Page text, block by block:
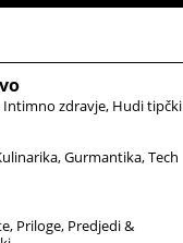
Intimno zdravje Hudi tipčki
Gurmantika Tech
Priloge Predjedi &